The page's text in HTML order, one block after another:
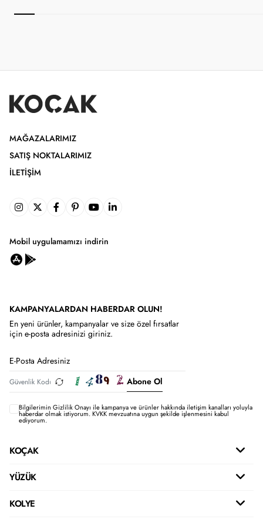
MAĞAZALARIMIZ
SATIŞ NOKTALARIMIZ
İLETIŞIM
Mobil uygulamamızı indirin
KAMPANYALARDAN HABERDAR OLUN!
En yeni ürünler, kampanyalar ve size özel fırsatlar
için e-posta adresinizi giriniz.
Abone Ol
Bilgilerimin Gizlilik Onayı ile kampanya ve ürünler hakkında iletişim kanalları yoluyla
haberdar olmak istiyorum.KVKK mevzuatına uygun şekilde işlenmesini kabul
ediyorum.
KOÇAK
YÜZÜK
KOLYE